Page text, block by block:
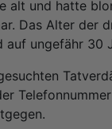
alt und hatte
Das Alter der
auf ungefähr 30